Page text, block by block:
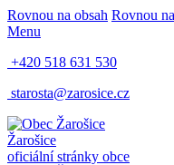
Rovnou na obsah Rovnou
Menu
+420 518 631 530
starosta@zarosice.cz
Žarošice
oficiální stránky obce